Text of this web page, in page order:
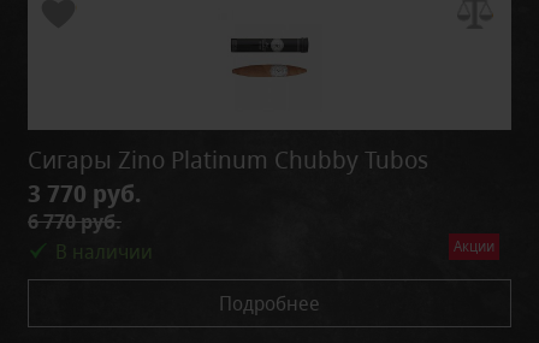
Акции
Сигары Zino Platinum Chubby Tubos
3 770 руб.
6 770 руб.
В наличии
Подробнее